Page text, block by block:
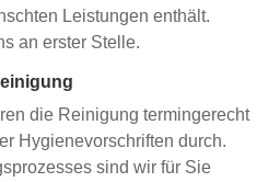
Leistungen enthält.
an erster Stelle.
die Reinigung termingerecht
Hygienevorschriften durch.
sind wir für Sie